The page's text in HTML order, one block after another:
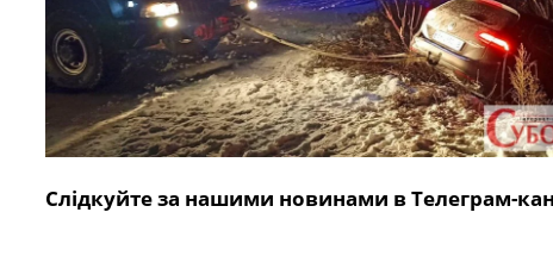
Слідкуйте за нашими новинами в Телеграм-